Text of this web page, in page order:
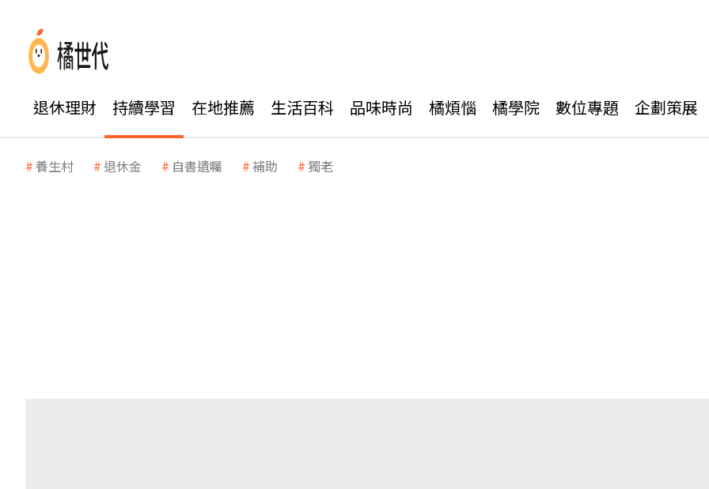
退休理財 持續學習 在地推薦 生活百科 品味時尚 橘煩惱 橘學院 數位專題 企劃策展
養生村 退休金 自書遺囑 補助 獨老